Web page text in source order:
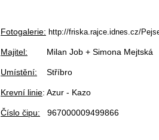
*7.10.
Fotogalerie: http://friska.rajce.idnes.cz/
Majitel: Milan Job + Simona Mejtská
Umístění: Stříbro
Krevní linie: Azur - Kazo
Číslo čipu: 967000009499866